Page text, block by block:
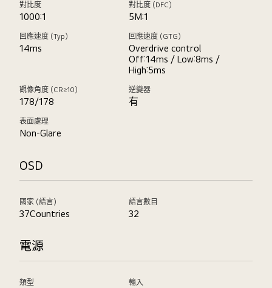
對比度
1000:1
對比度 (DFC)
5M:1
回應速度 (Typ)
14ms
回應速度 (GTG)
Overdrive control
Off:14ms / Low:8ms /
High:5ms
觀像角度 (CR≥10)
178/178
逆變器
有
表面處理
Non-Glare
OSD
國家 (語言)
37Countries
語言數目
32
電源
類型 輸入